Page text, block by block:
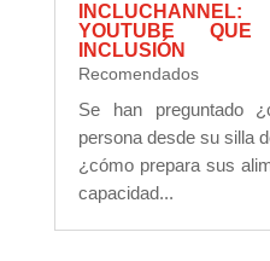
YOUTUBE
INCLUSIÓN
Recomendados
Se han preguntado
persona desde su silla
¿cómo prepara sus
capacidad...